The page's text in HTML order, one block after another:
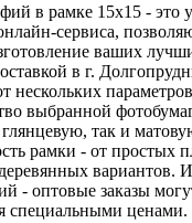
в рамке 15х15 - это
сервиса,
ваших
в г.
нескольких
выбранной
глянцевую, так и
рамки - от простых
вариантов.
- оптовые заказы
специальными ценами.